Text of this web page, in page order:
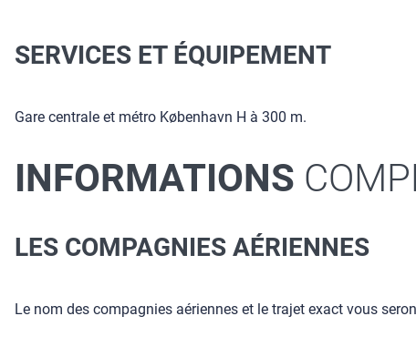
SERVICES ET ÉQUIPEMENT
Gare centrale et métro København H à 300 m.
INFORMATIONS
LES COMPAGNIES AÉRIENNES
Le nom des compagnies aériennes et le trajet exact vous